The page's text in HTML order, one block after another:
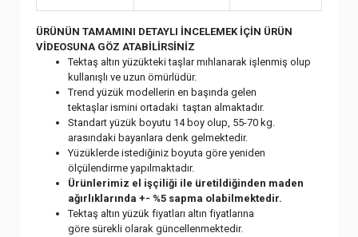
ÜRÜNÜN TAMAMINI DETAYLI İNCELEMEK İÇİN ÜRÜN
VİDEOSUNA GÖZ ATABİLİRSİNİZ
Tektaş altın yüzükteki taşlar mıhlanarak işlenmiş olup
kullanışlı ve uzun ömürlüdür.
Trend yüzük modellerin en başında gelen
tektaşlar ismini ortadaki taştan almaktadır.
Standart yüzük boyutu 14 boy olup, 55-70 kg.
arasındaki bayanlara denk gelmektedir.
Yüzüklerde istediğiniz boyuta göre yeniden
ölçülendirme yapılmaktadır.
Ürünlerimiz el işçiliği ile üretildiğinden maden
ağırlıklarında +- %5 sapma olabilmektedir.
Tektaş altın yüzük fiyatları altın fiyatlarına
göre sürekli olarak güncellenmektedir.